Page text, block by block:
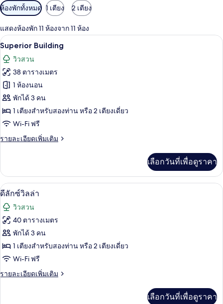
ตัว
กรอง
ที่
มี
ให้
สำหรับ
ห้อง
พัก
ห้องพักทั้งหมด 1 เตียง 2 เตียง
แสดงห้องพัก 11 ห้องจาก 11 ห้อง
เปิด
ภาพถ่าย
ทั้งหมด
ของ
Superior
Building
Superior Building | เครื่องนอนระดับพ
11
Superior Building
วิวสวน
38 ตารางเมตร
1 ห้องนอน
พักได้ 3 คน
1 เตียงสำหรับสองท่าน หรือ 2 เตียงเดี่ยว
Wi-Fi ฟรี
รายละเอียดเพิ่มเติม
ราย
เกี่ยว
กับ
Superior
Building
เลือกวันที่เพื่อดูราคา
เปิด
ภาพถ่าย
ทั้งหมด
ของ
ดี
ลัก
ซ์
ดีลักซ์วิลล่า | เครื่องนอนระดับพรีเมียม,
7
ดีลักซ์วิลล่า
วิวสวน
40 ตารางเมตร
พักได้ 3 คน
1 เตียงสำหรับสองท่าน หรือ 2 เตียงเดี่ยว
Wi-Fi ฟรี
รายละเอียดเพิ่มเติม
ราย
เลือกวันที่เพื่อดูราคา